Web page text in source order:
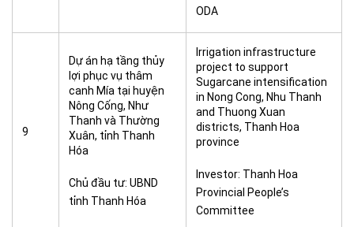
ODA
9
Dự án hạ tầng thủy
lợi phục vụ thâm
canh Mía tại huyện
Nông Cống, Như
Thanh và Thường
Xuân, tỉnh Thanh
Hóa
Chủ đầu tư: UBND
tỉnh Thanh Hóa
Irrigation infrastructure
project to support
Sugarcane intensification
in Nong Cong, Nhu Thanh
and Thuong Xuan
districts, Thanh Hoa
province
Investor: Thanh Hoa
Provincial People’s
Committee